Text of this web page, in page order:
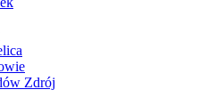
Zdrój